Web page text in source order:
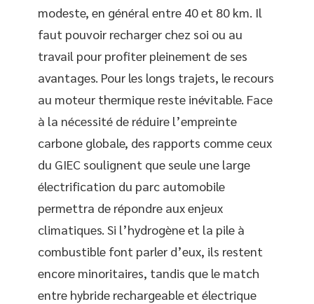
modeste, en général entre 40 et 80 km. Il
faut pouvoir recharger chez soi ou au
travail pour profiter pleinement de ses
avantages. Pour les longs trajets, le recours
au moteur thermique reste inévitable. Face
à la nécessité de réduire l’empreinte
carbone globale, des rapports comme ceux
du GIEC soulignent que seule une large
électrification du parc automobile
permettra de répondre aux enjeux
climatiques. Si l’hydrogène et la pile à
combustible font parler d’eux, ils restent
encore minoritaires, tandis que le match
entre hybride rechargeable et électrique